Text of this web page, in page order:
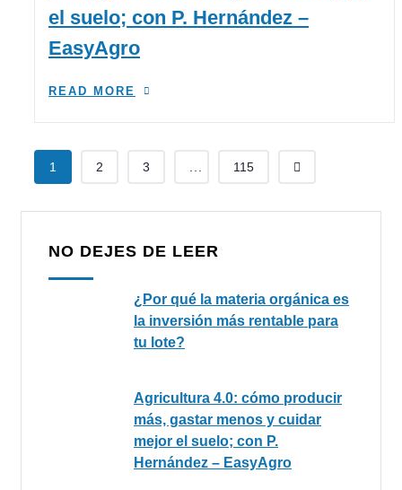
el suelo; con P. Hernández –
EasyAgro
READ MORE
1 2 3 ... 115
NO DEJES DE LEER
¿Por qué la materia orgánica es
la inversión más rentable para
tu lote?
Agricultura 4.0: cómo producir
más, gastar menos y cuidar
mejor el suelo; con P.
Hernández – EasyAgro